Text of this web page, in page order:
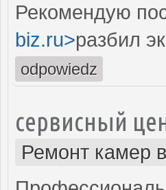
Рекомендую
biz.ru>разбил
odpowiedz
сервисный
Ремонт камер